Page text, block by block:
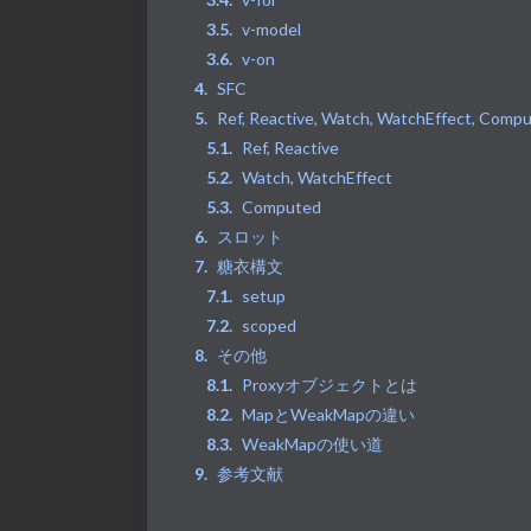
v-model
v-on
SFC
Ref, Reactive, Watch, WatchEffect,
Ref, Reactive
Watch, WatchEffect
Computed
スロット
糖衣構文
setup
scoped
その他
Proxyオブジェクトとは
MapとWeakMapの違い
WeakMapの使い道
参考文献